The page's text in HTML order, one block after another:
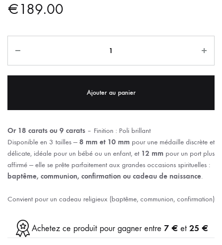
€189.00
Ajouter au panier
Or 18 carats ou 9 carats – Finition : Poli brillant
Disponible en 3 tailles — 8 mm et 10 mm pour une médaille discrète et
délicate, idéale pour un bébé ou un enfant, et 12 mm pour un port plus
affirmé — elle se prête parfaitement aux grandes occasions spirituelles :
baptême, communion, confirmation ou cadeau de naissance.
Convient pour un cadeau religieux (baptême, communion, confirmation)
Achetez ce produit pour gagner entre 7 € et 25 €